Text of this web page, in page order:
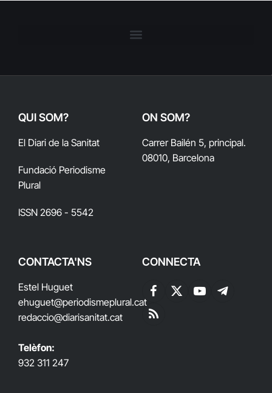
QUI SOM?
El Diari de la Sanitat
Fundació Periodisme
Plural
ISSN 2696 - 5542
ON SOM?
Carrer Bailén 5, principal.
08010, Barcelona
CONTACTA'NS
Estel Huguet
ehuguet@periodismeplural.cat
redaccio@diarisanitat.cat
Telèfon:
932 311 247
CONNECTA
Facebook
X
YouTubeTelegram
RSS